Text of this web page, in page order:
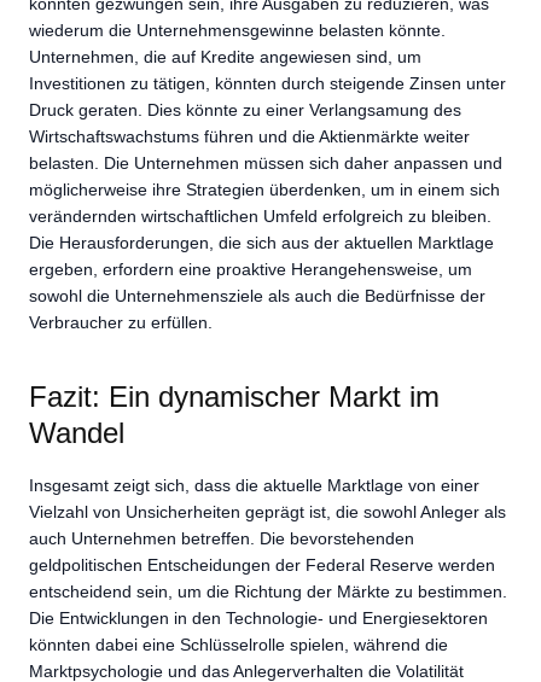
wiederum die Unternehmensgewinne belasten könnte.
Unternehmen, die auf Kredite angewiesen sind, um
Investitionen zu tätigen, könnten durch steigende Zinsen unter
Druck geraten. Dies könnte zu einer Verlangsamung des
Wirtschaftswachstums führen und die Aktienmärkte weiter
belasten. Die Unternehmen müssen sich daher anpassen und
möglicherweise ihre Strategien überdenken, um in einem sich
verändernden wirtschaftlichen Umfeld erfolgreich zu bleiben.
Die Herausforderungen, die sich aus der aktuellen Marktlage
ergeben, erfordern eine proaktive Herangehensweise, um
sowohl die Unternehmensziele als auch die Bedürfnisse der
Verbraucher zu erfüllen.
Fazit: Ein dynamischer Markt im
Wandel
Insgesamt zeigt sich, dass die aktuelle Marktlage von einer
Vielzahl von Unsicherheiten geprägt ist, die sowohl Anleger als
auch Unternehmen betreffen. Die bevorstehenden
geldpolitischen Entscheidungen der Federal Reserve werden
entscheidend sein, um die Richtung der Märkte zu bestimmen.
Die Entwicklungen in den Technologie- und Energiesektoren
könnten dabei eine Schlüsselrolle spielen, während die
Marktpsychologie und das Anlegerverhalten die Volatilität